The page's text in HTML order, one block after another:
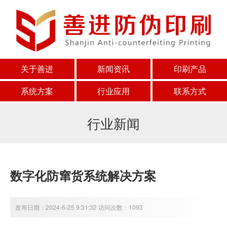
关于善进 新闻资讯
印刷产品
系统方案
行业应用 联系方式
行业新闻
数字化防窜货系统解决方案
发布日期：2024-6-25 9:31:32 访问次数：1093